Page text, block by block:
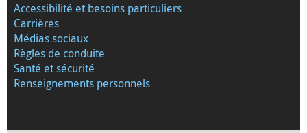
Accessibilité et besoins particuliers
Carrières
Médias sociaux
Règles de conduite
Santé et sécurité
Renseignements personnels